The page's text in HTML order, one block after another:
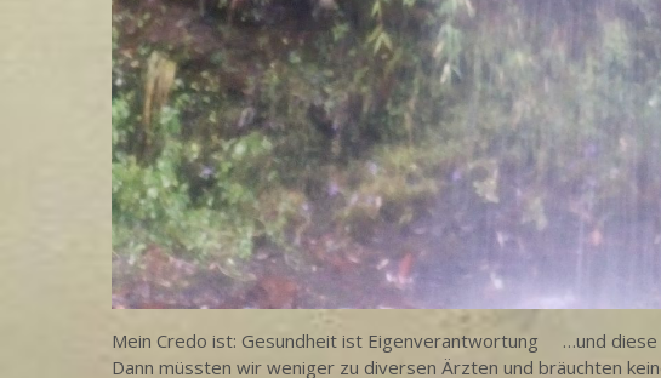
Mein Credo ist: Gesundheit ist Eigenverantwortung …und
Dann müssten wir weniger zu diversen Ärzten und bräuchten